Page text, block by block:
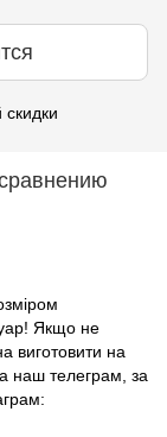
Якщо не
виготовити на
наш телеграм, за